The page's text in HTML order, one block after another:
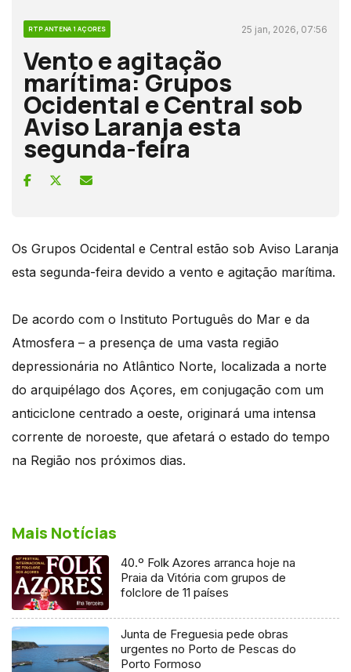
RTP ANTENA 1 AÇORES 25 jan, 2026, 07:56
Vento e agitação
marítima: Grupos
Ocidental e Central sob
Aviso Laranja esta
segunda-feira
Os Grupos Ocidental e Central estão sob Aviso Laranja
esta segunda-feira devido a vento e agitação marítima.
De acordo com o Instituto Português do Mar e da
Atmosfera – a presença de uma vasta região
depressionária no Atlântico Norte, localizada a norte
do arquipélago dos Açores, em conjugação com um
anticiclone centrado a oeste, originará uma intensa
corrente de noroeste, que afetará o estado do tempo
na Região nos próximos dias.
Mais Notícias
40.º Folk Azores arranca hoje na
Praia da Vitória com grupos de
folclore de 11 países
Junta de Freguesia pede obras
urgentes no Porto de Pescas do
Porto Formoso